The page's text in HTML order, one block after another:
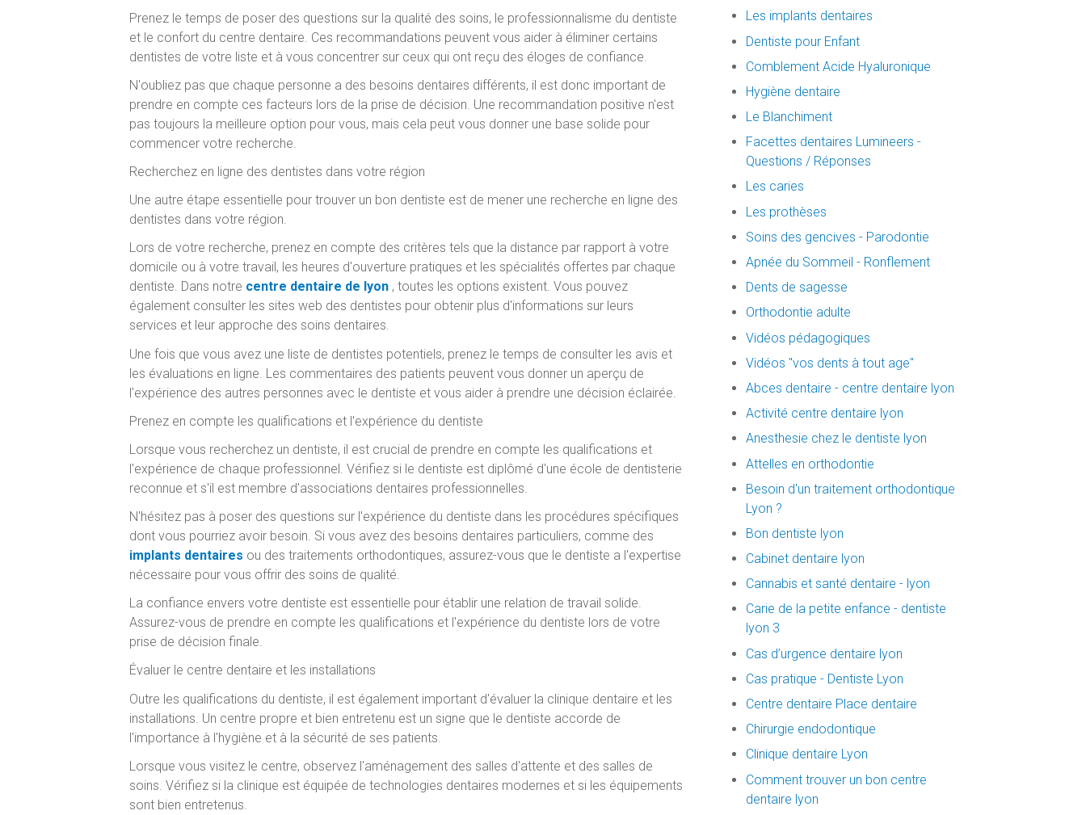
Prenez le temps de poser des questions sur la qualité des soins, le professionnalisme du dentiste
et le confort du centre dentaire. Ces recommandations peuvent vous aider à éliminer certains
dentistes de votre liste et à vous concentrer sur ceux qui ont reçu des éloges de confiance.
N'oubliez pas que chaque personne a des besoins dentaires différents, il est donc important de
prendre en compte ces facteurs lors de la prise de décision. Une recommandation positive n'est
pas toujours la meilleure option pour vous, mais cela peut vous donner une base solide pour
commencer votre recherche.
Recherchez en ligne des dentistes dans votre région
Une autre étape essentielle pour trouver un bon dentiste est de mener une recherche en ligne des
dentistes dans votre région.
Lors de votre recherche, prenez en compte des critères tels que la distance par rapport à votre
domicile ou à votre travail, les heures d'ouverture pratiques et les spécialités offertes par chaque
dentiste. Dans notre centre dentaire de lyon , toutes les options existent. Vous pouvez
également consulter les sites web des dentistes pour obtenir plus d'informations sur leurs
services et leur approche des soins dentaires.
Une fois que vous avez une liste de dentistes potentiels, prenez le temps de consulter les avis et
les évaluations en ligne. Les commentaires des patients peuvent vous donner un aperçu de
l'expérience des autres personnes avec le dentiste et vous aider à prendre une décision éclairée.
Prenez en compte les qualifications et l'expérience du dentiste
Lorsque vous recherchez un dentiste, il est crucial de prendre en compte les qualifications et
l'expérience de chaque professionnel. Vérifiez si le dentiste est diplômé d'une école de dentisterie
reconnue et s'il est membre d'associations dentaires professionnelles.
N'hésitez pas à poser des questions sur l'expérience du dentiste dans les procédures spécifiques
dont vous pourriez avoir besoin. Si vous avez des besoins dentaires particuliers, comme des
implants dentaires ou des traitements orthodontiques, assurez-vous que le dentiste a l'expertise
nécessaire pour vous offrir des soins de qualité.
La confiance envers votre dentiste est essentielle pour établir une relation de travail solide.
Assurez-vous de prendre en compte les qualifications et l'expérience du dentiste lors de votre
prise de décision finale.
Évaluer le centre dentaire et les installations
Outre les qualifications du dentiste, il est également important d'évaluer la clinique dentaire et les
installations. Un centre propre et bien entretenu est un signe que le dentiste accorde de
l'importance à l'hygiène et à la sécurité de ses patients.
Lorsque vous visitez le centre, observez l'aménagement des salles d'attente et des salles de
soins. Vérifiez si la clinique est équipée de technologies dentaires modernes et si les équipements
sont bien entretenus.
Les implants dentaires
Dentiste pour Enfant
Comblement Acide Hyaluronique
Hygiène dentaire
Le Blanchiment
Facettes dentaires Lumineers -
Questions / Réponses
Les caries
Les prothèses
Soins des gencives - Parodontie
Apnée du Sommeil - Ronflement
Dents de sagesse
Orthodontie adulte
Vidéos pédagogiques
Vidéos "vos dents à tout age"
Abces dentaire - centre dentaire lyon
Activité centre dentaire lyon
Anesthesie chez le dentiste lyon
Attelles en orthodontie
Besoin d'un traitement orthodontique
Lyon ?
Bon dentiste lyon
Cabinet dentaire lyon
Cannabis et santé dentaire - lyon
Carie de la petite enfance - dentiste
lyon 3
Cas d’urgence dentaire lyon
Cas pratique - Dentiste Lyon
Centre dentaire Place dentaire
Chirurgie endodontique
Clinique dentaire Lyon
Comment trouver un bon centre
dentaire lyon